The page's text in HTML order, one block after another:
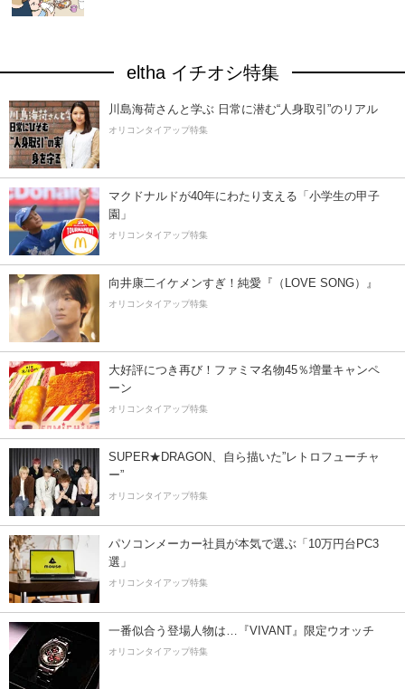
eltha イチオシ特集
川島海荷さんと学ぶ 日常に潜む“人身取引”のリアル
オリコンタイアップ特集
マクドナルドが40年にわたり支える「小学生の甲子
園」
オリコンタイアップ特集
向井康二イケメンすぎ！純愛『（LOVE SONG）』
オリコンタイアップ特集
大好評につき再び！ファミマ名物45％増量キャンペ
ーン
オリコンタイアップ特集
SUPER★DRAGON、自ら描いた”レトロフューチャ
ー”
オリコンタイアップ特集
パソコンメーカー社員が本気で選ぶ「10万円台PC3
選」
オリコンタイアップ特集
一番似合う登場人物は…『VIVANT』限定ウオッチ
オリコンタイアップ特集